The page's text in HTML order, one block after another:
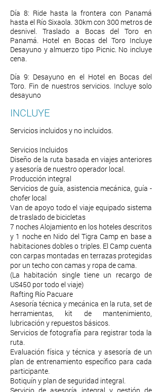
Día 8: Ride hasta la frontera con Panamá
hasta el Río Sixaola. 30km con 300 metros de
desnivel. Traslado a Bocas del Toro en
Panamá. Hotel en Bocas del Toro Incluye
Desayuno y almuerzo tipo Picnic. No incluye
cena.
Día 9: Desayuno en el Hotel en Bocas del
Toro. Fin de nuestros servicios. Incluye solo
desayuno
INCLUYE
Servicios incluidos y no incluidos.
Servicios Incluidos
Diseño de la ruta basada en viajes anteriores
y asesoría de nuestro operador local.
Producción integral
Servicios de guía, asistencia mecánica, guía -
chofer local
Van de apoyo todo el viaje equipado sistema
de traslado de bicicletas
7 noches Alojamiento en los hoteles descritos
y 1 noche en Nido del Tigra Camp en base a
habitaciones dobles o triples. El Camp cuenta
con carpas montadas en terrazas protegidas
por un techo con camas y ropa de cama.
(La habitación single tiene un recargo de
US450 por todo el viaje)
Rafting Río Pacuare
Asesoría técnica y mecánica en la ruta, set de
herramientas, kit de mantenimiento,
lubricación y repuestos básicos.
Servicios de fotografía para registrar toda la
ruta.
Evaluación física y técnica y asesoría de un
plan de entrenamiento específico para cada
participante.
Botiquín y plan de seguridad integral.